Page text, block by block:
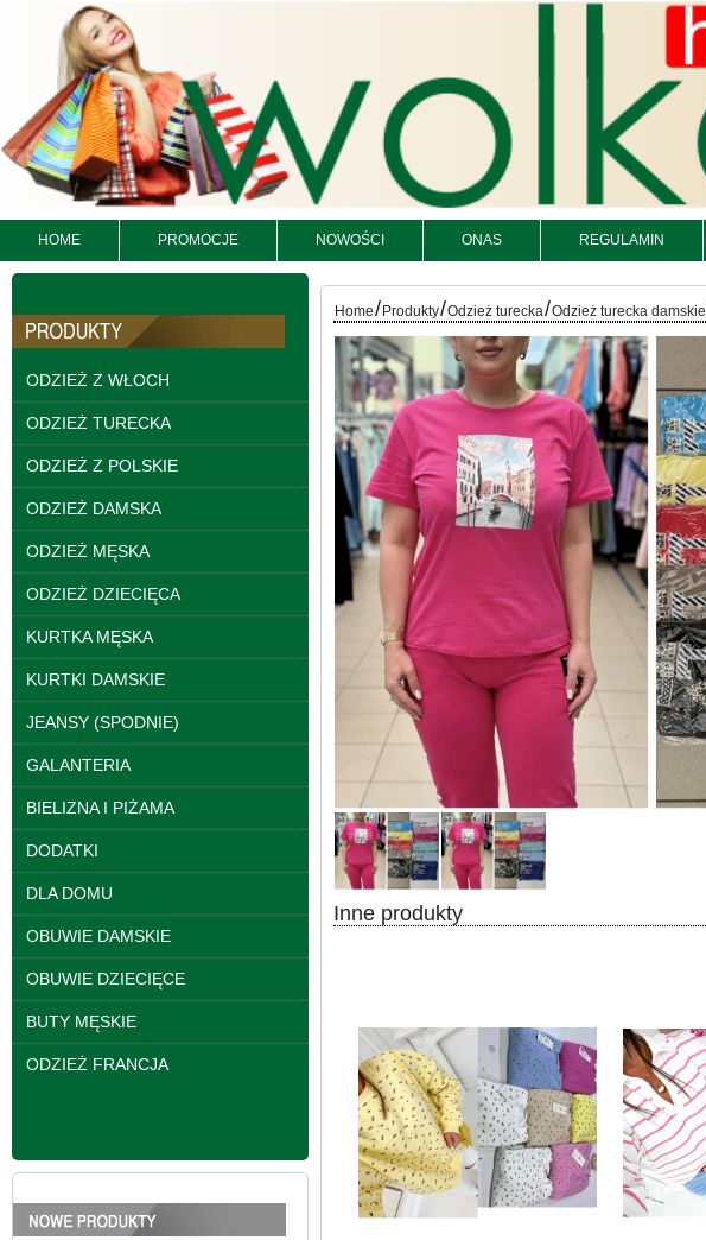
HOME PROMOCJE NOWOŚCI ONAS REGULAMIN
ODZIEŻ Z WŁOCH
ODZIEŻ TURECKA
ODZIEŻ Z POLSKIE
ODZIEŻ DAMSKA
ODZIEŻ MĘSKA
ODZIEŻ DZIECIĘCA
KURTKA MĘSKA
KURTKI DAMSKIE
JEANSY (SPODNIE)
GALANTERIA
BIELIZNA I PIŻAMA
DODATKI
DLA DOMU
OBUWIE DAMSKIE
OBUWIE DZIECIĘCE
BUTY MĘSKIE
ODZIEŻ FRANCJA
Bluzy damskie Roz L-
3XL. 1 kolor. Paczka
10 szt
54.00 zł
szczegóły
Bluzy damskie Roz L-
3XL. 1 kolor. Paczka
39.00 zł
szczegóły
39.00 zł
szczegóły
Home/ Produkty/Odzież turecka/Odzież turecka damskie
Inne produkty